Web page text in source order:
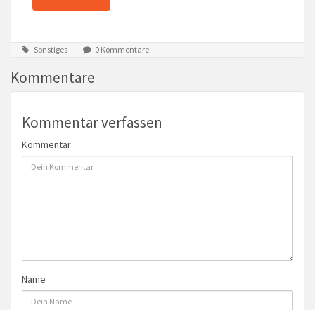
Sonstiges 0 Kommentare
Kommentare
Kommentar verfassen
Kommentar
Name